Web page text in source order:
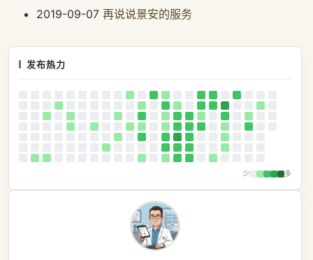
2019-09-07 再说说景安的服务
发布热力
少 多